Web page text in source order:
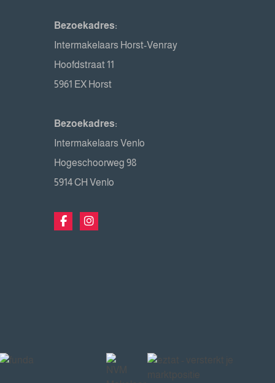
Bezoekadres:
Intermakelaars Horst-Venray
Hoofdstraat 11
5961 EX Horst
Bezoekadres:
Intermakelaars Venlo
Hogeschoorweg 98
5914 CH Venlo